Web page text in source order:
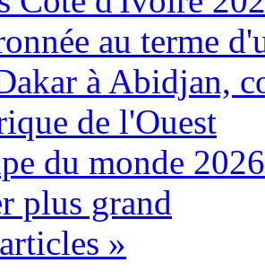
au terme
à Abidjan,
de l'Ouest
du monde
plus grand
»